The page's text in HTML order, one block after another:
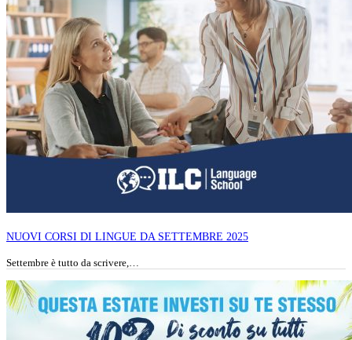
NUOVI CORSI DI LINGUE DA SETTEMBRE 2025
Settembre è tutto da scrivere,…